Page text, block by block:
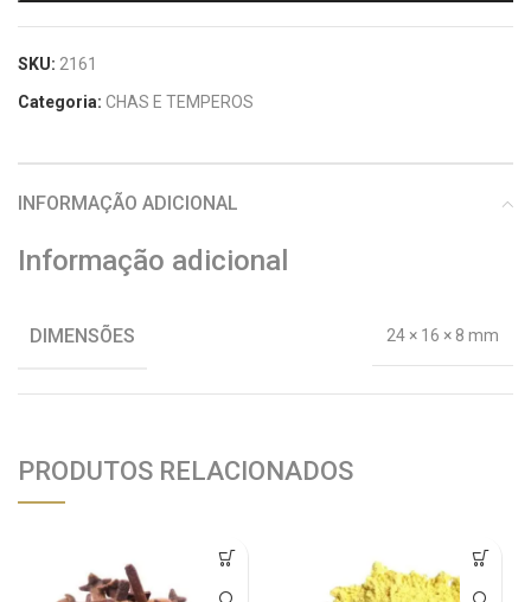
SKU: 2161
Categoria: CHAS E TEMPEROS
INFORMAÇÃO ADICIONAL
Informação adicional
DIMENSÕES 24 × 16 × 8 mm
PRODUTOS RELACIONADOS